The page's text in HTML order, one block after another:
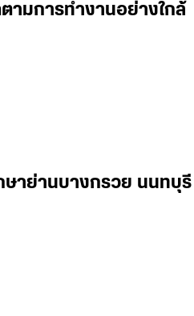
ามการทำงานอย่างใกล้
ษาย่านบางกรวย นนทบุรี